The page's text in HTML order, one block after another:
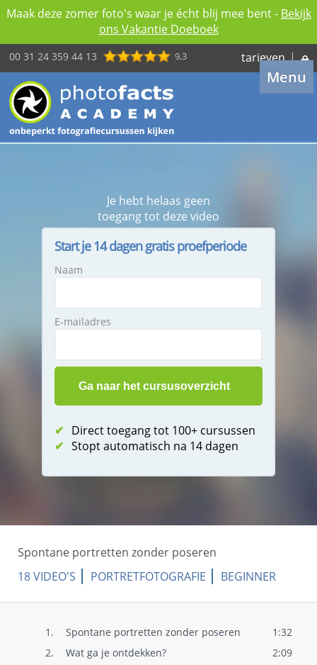
Maak deze zomer foto's waar je écht blij mee bent - Bekijk
ons Vakantie Doeboek
00 31 24 359 44 13 9,3 tarieven |
Menu
Je hebt helaas geen
toegang tot deze video
Start je 14 dagen gratis proefperiode
Naam
E-mailadres
✔ Direct toegang tot 100+ cursussen
✔ Stopt automatisch na 14 dagen
Spontane portretten zonder poseren
18 VIDEO'S
PORTRETFOTOGRAFIE BEGINNER
1. Spontane portretten zonder poseren
1:32
2.
Wat ga je ontdekken?
2:09